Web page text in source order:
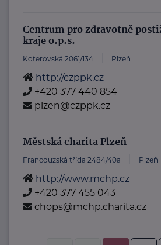
Centrum pro zdravotně
kraje o.p.s.
Koterovská 2061/134 Plzeň
http://czppk.cz
+420 377 440 854
plzen@czppk.cz
Městská charita Plzeň
Francouzská třída 2484/40a Plzeň
http://www.mchp.cz
+420 377 455 043
chops@mchp.charita.cz